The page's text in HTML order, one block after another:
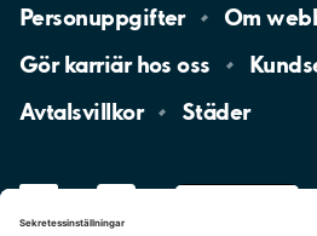
Personuppgifter Om
Gör karriär hososs
Avtalsvillkor
Städer